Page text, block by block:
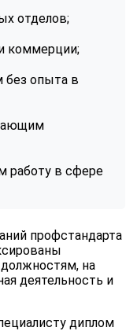
отделов;
коммерции;
без опыта в
работу в сфере
профстандарта
на
деятельность и
диплом